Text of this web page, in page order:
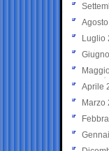
Luglio
Aprile
Marzo